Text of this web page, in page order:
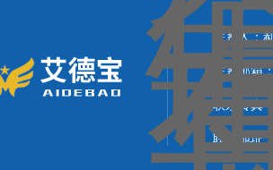
联系人：
联系邮箱
联系传真
联系地址